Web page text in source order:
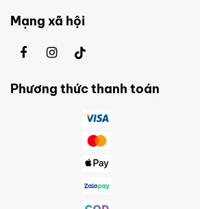
Mạng xã hội
Phương thức thanh toán